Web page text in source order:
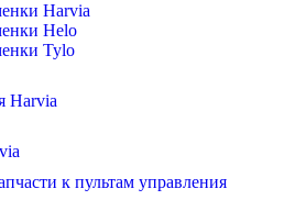
Harvia
Helo
Tylo
Harvia
к пультам управления